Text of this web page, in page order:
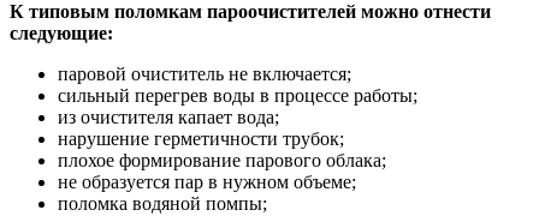
К типовым поломкам пароочистителей можно отнести
следующие:
паровой очиститель не включается;
сильный перегрев воды в процессе работы;
из очистителя капает вода;
нарушение герметичности трубок;
плохое формирование парового облака;
не образуется пар в нужном объеме;
поломка водяной помпы;